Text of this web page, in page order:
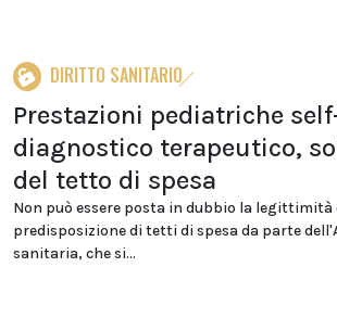
DIRITTO SANITARIO
Prestazioni pediatriche
diagnostico terapeutico,
del tetto di spesa
Non può essere posta in dubbio la legittimità
predisposizione di tetti di spesa da parte
sanitaria, che si...